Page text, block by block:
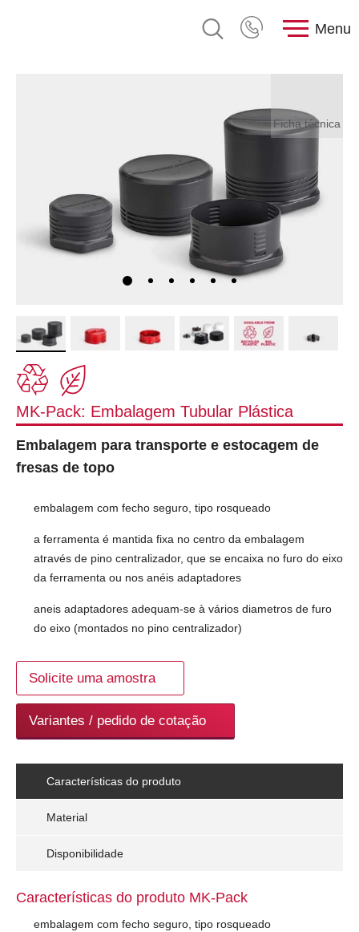
Menu
Ficha técnica
MK-Pack: Embalagem Tubular Plástica
Embalagem para transporte e estocagem de
fresas de topo
embalagem com fecho seguro, tipo rosqueado
a ferramenta é mantida fixa no centro da embalagem
através de pino centralizador, que se encaixa no furo do eixo
da ferramenta ou nos anéis adaptadores
aneis adaptadores adequam-se à vários diametros de furo
do eixo (montados no pino centralizador)
Solicite uma amostra
Variantes / pedido de cotação
Características do produto
Material
Disponibilidade
Características do produto MK-Pack
embalagem com fecho seguro, tipo rosqueado